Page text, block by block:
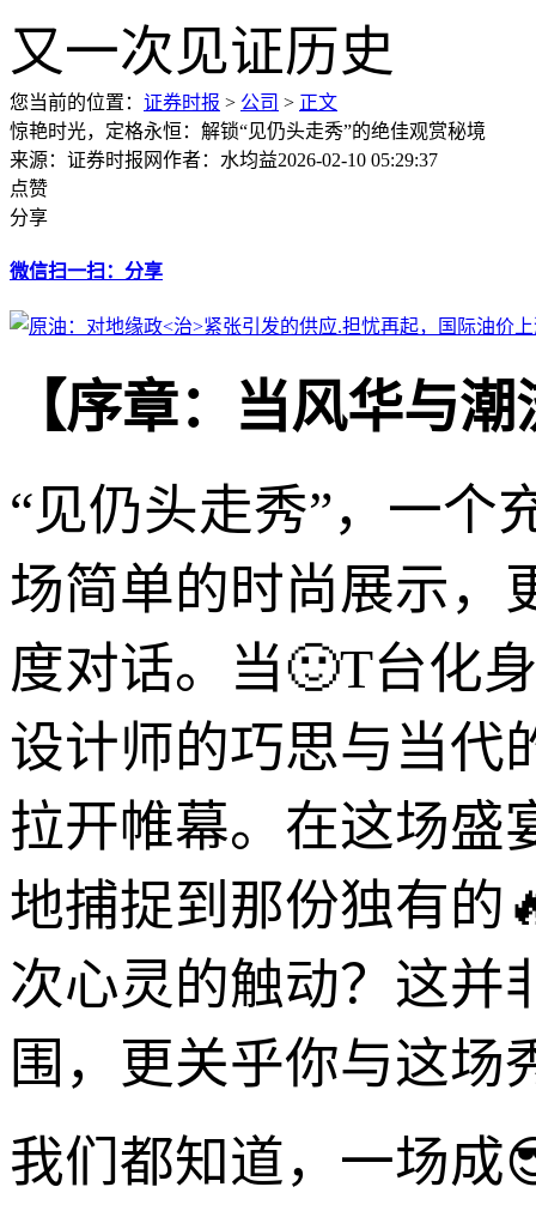
您当前的位置： 证券时报 > 公司 > 正文
惊艳时光，定格永恒：解锁“见仍头走秀”的绝佳观赏秘境
来源：证券时报网作者：水均益2026-02-10 05:29:37
点赞
分享
微信扫一扫：分享
【序章：当风华与
“见仍头走秀”，一个
场简单的时尚展示，
度对话。当🙂T台化
设计师的巧思与当代
拉开帷幕。在这场盛
地捕捉到那份独有的
次心灵的触动？这并
围，更关乎你与这场
我们都知道，一场成